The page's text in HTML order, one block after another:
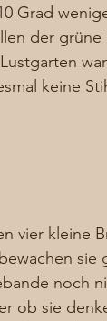
Grad
der grüne
keine
vier kleine
sie
noch
ob sie